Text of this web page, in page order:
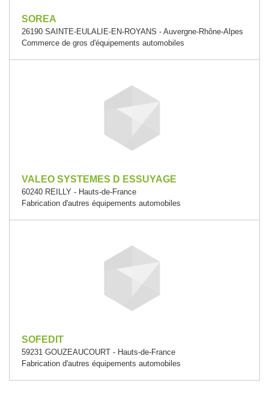
SOREA
26190 SAINTE-EULALIE-EN-ROYANS - Auvergne-Rhône-Alpes
Commerce de gros d'équipements automobiles
VALEO SYSTEMES D ESSUYAGE
60240 REILLY - Hauts-de-France
Fabrication d'autres équipements automobiles
SOFEDIT
59231 GOUZEAUCOURT - Hauts-de-France
Fabrication d'autres équipements automobiles